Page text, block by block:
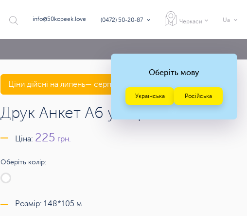
info@50kopeek.love (0472) 50-20-87 Черкаси Ua
Ціни дійсні на липень— серпень 2026 року
Друк Анкет А6 у Черкасах
Ціна: 225 грн.
Оберіть колір:
Розмір: 148*105 м.
Оберіть мову
Українська Російська